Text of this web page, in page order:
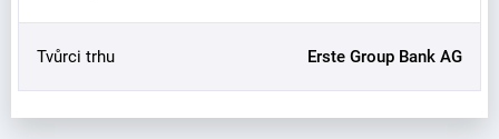
Tvůrci trhu Erste Group Bank AG